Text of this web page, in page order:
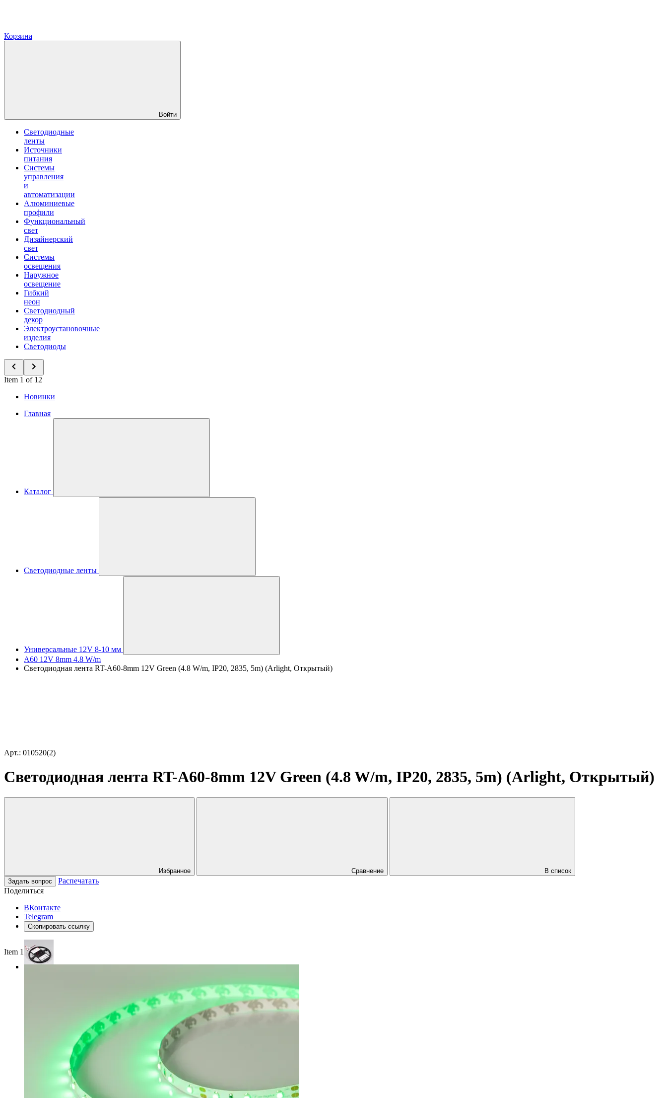
Корзина
Войти
Светодиодные
ленты
Источники
питания
Системы
управления
и
автоматизации
Алюминиевые
профили
Функциональный
свет
Дизайнерский
свет
Системы
освещения
Наружное
освещение
Гибкий
неон
Светодиодный
декор
Электроустановочные
изделия
Светодиоды
Item 1 of 12
Новинки
Главная
Каталог
Светодиодные ленты
Универсальные 12V 8-10 мм
A60 12V 8mm 4.8 W/m
Светодиодная лента RT-A60-8mm 12V Green (4.8 W/m, IP20, 2835, 5m) (Arlight, Открытый)
Арт.: 010520(2)
Светодиодная лента RT-A60-8mm 12V Green (4.8 W/m, IP20, 2835, 5m) (Arlight, Открытый)
Избранное Сравнение
В список
Задать вопрос
Распечатать
Поделиться
ВКонтакте
Telegram
Скопировать ссылку
Item 1 of 3